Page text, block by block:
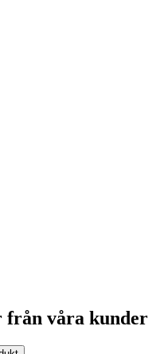
från våra kunder